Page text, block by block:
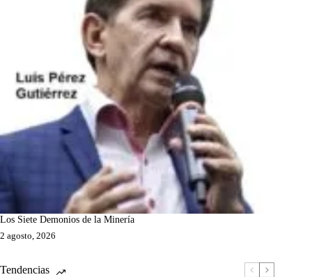
Los Siete Demonios de la Minería
2 agosto, 2026
Tendencias